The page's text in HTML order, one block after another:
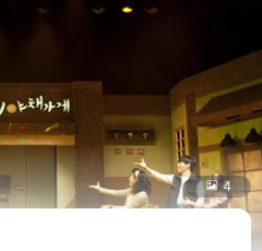
 4